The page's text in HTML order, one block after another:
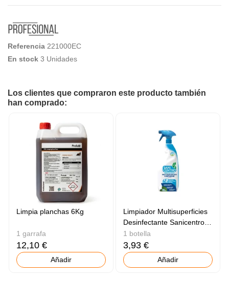
Referencia 221000EC
En stock 3 Unidades
Los clientes que compraron este producto también
han comprado:
Limpia planchas 6Kg
1 garrafa
12,10 €
Añadir
Limpiador Multisuperficies
Desinfectante Sanicentro
750ml
1 botella
3,93 €
Añadir